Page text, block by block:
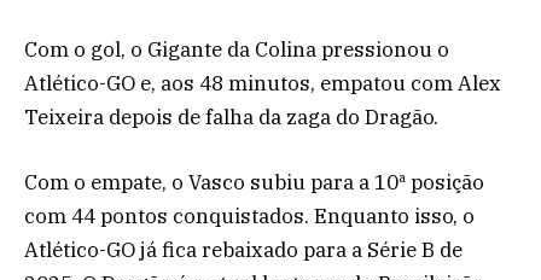
Com o gol, o Gigante da Colina pressionou o
Atlético-GO e, aos 48 minutos, empatou com Alex
Teixeira depois de falha da zaga do Dragão.
Com o empate, o Vasco subiu para a 10ª posição
com 44 pontos conquistados. Enquanto isso, o
Atlético-GO já fica rebaixado para a Série B de